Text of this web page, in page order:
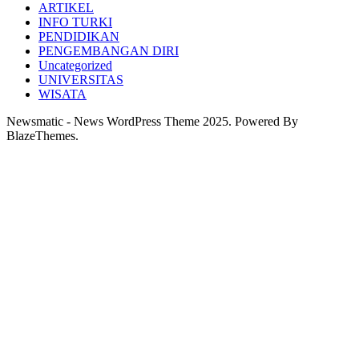
ARTIKEL
INFO TURKI
PENDIDIKAN
PENGEMBANGAN DIRI
Uncategorized
UNIVERSITAS
WISATA
Newsmatic - News WordPress Theme 2025. Powered By
BlazeThemes.